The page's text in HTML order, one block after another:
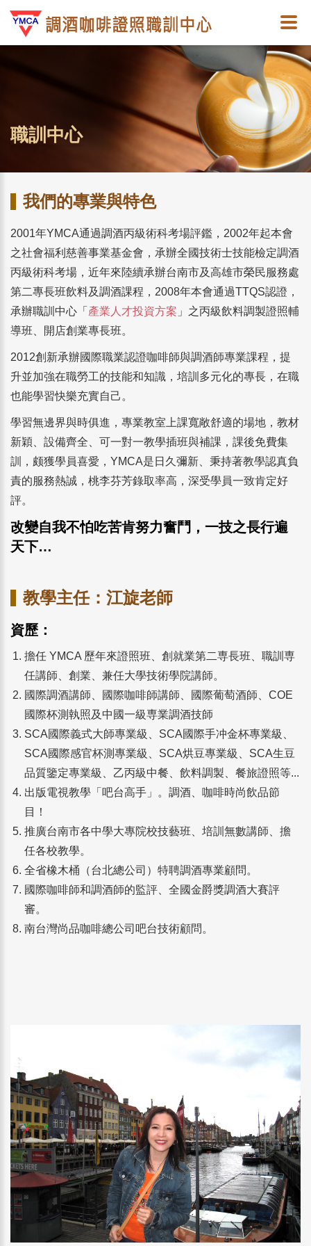
職訓中心
我們的專業與特色
2001年YMCA通過調酒丙級術科考場評鑑，2002年起本會
之社會福利慈善事業基金會，承辦全國技術士技能檢定調酒
丙級術科考場，近年來陸續承辦台南市及高雄市榮民服務處
第二專長班飲料及調酒課程，2008年本會通過TTQS認證，
承辦職訓中心「 產業人才投資方案 」之丙級飲料調製證照輔
導班、開店創業專長班。
2012創新承辦國際職業認證咖啡師與調酒師專業課程，提
升並加強在職勞工的技能和知識，培訓多元化的專長，在職
也能學習快樂充實自己。
學習無邊界與時俱進，專業教室上課寬敞舒適的場地，教材
新穎、設備齊全、可一對一教學插班與補課，課後免費集
訓，颇獲學員喜愛，YMCA是日久彌新、秉持著教學認真負
責的服務熱誠，桃李芬芳錄取率高，深受學員一致肯定好
評。
改變自我不怕吃苦肯努力奮鬥，一技之長行遍
天下…
教學主任：江旋老師
資歷：
擔任 YMCA 歷年來證照班、創就業第二専長班、職訓専
任講師、創業、兼任大學技術學院講師。
國際調酒講師、國際咖啡師講師、國際葡萄酒師、COE
國際杯測執照及中國一級専業調酒技師
SCA國際義式大師專業級、SCA國際手冲金杯專業級、
SCA國際感官杯測專業級、SCA烘豆專業級、SCA生豆
品質鑒定專業級、乙丙級中餐、飲料調製、餐旅證照等...
出版電視教學「吧台高手」。調酒、咖啡時尚飲品節
目！
推廣台南市各中學大專院校技藝班、培訓無數講師、擔
任各校教學。
全省橡木桶（台北總公司）特聘調酒專業顧問。
國際咖啡師和調酒師的監評、全國金爵獎調酒大賽評
審。
南台灣尚品咖啡總公司吧台技術顧問。